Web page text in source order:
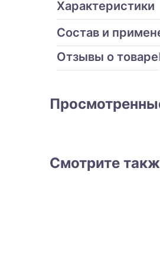
Характеристики
Состав и
Отзывы о товаре
Смотрите